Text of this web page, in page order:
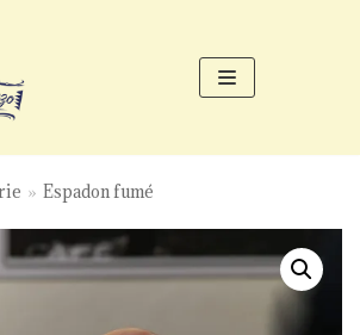
» Espadon fumé